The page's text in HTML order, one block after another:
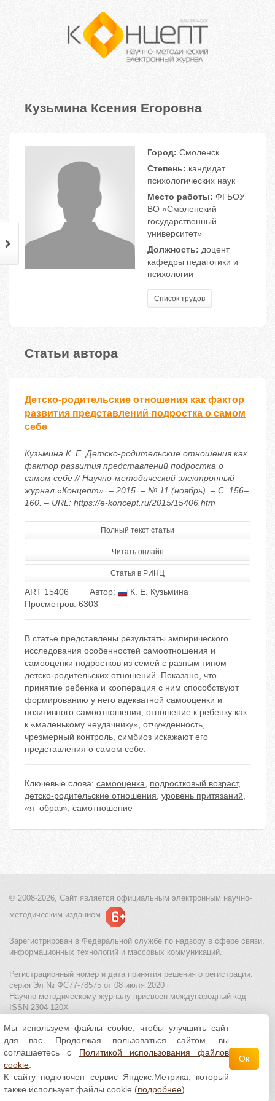
Кузьмина Ксения Егоровна
Город: Смоленск
Степень: кандидат
психологических наук
Место работы: ФГБОУ
ВО «Смоленский
государственный
университет»
Должность: доцент
кафедры педагогики и
психологии
Список трудов
Статьи автора
Детско-родительские отношения как фактор
развития представлений подростка о самом
себе
Кузьмина К. Е. Детско-родительские отношения как
фактор развития представлений подростка о
самом себе // Научно-методический электронный
журнал «Концепт». – 2015. – № 11 (ноябрь). – С. 156–
160. – URL: https://e-koncept.ru/2015/15406.htm
Полный текст статьи
Читать онлайн
Статья в РИНЦ
ART 15406 Автор:
К. Е. Кузьмина
Просмотров: 6303
В статье представлены результаты эмпирического
исследования особенностей самоотношения и
самооценки подростков из семей с разным типом
детско-родительских отношений. Показано, что
принятие ребенка и кооперация с ним способствуют
формированию у него адекватной самооценки и
позитивного самоотношения, отношение к ребенку как
к «маленькому неудачнику», отчужденность,
чрезмерный контроль, симбиоз искажают его
представления о самом себе.
Ключевые слова: самооценка, подростковый возраст,
детско-родительские отношения, уровень притязаний,
«я–образ», самотношение
© 2008-2026, Сайт является официальным электронным научно-
методическим изданием.
Зарегистрирован в Федеральной службе по надзору в сфере связи,
информационных технологий и массовых коммуникаций.
Регистрационный номер и дата принятия решения о регистрации:
серия Эл № ФС77-78575 от 08 июля 2020 г
Научно-методическому журналу присвоен международный код
ISSN 2304-120X
МЦИТО|Школьные олимпиады и онлайн конкурсы для детей
Политика использования файлов cookie| Политика обработки и
защиты персональных данных
Все материалы доступны полицензии Creative
Commons С указанием авторства 4.0 Всемирная
Мы используем файлы cookie, чтобы улучшить сайт
для вас. Продолжая пользоваться сайтом, вы
соглашаетесь с Политикой использования файлов
cookie
К сайту подключен сервис Яндекс.Метрика, который
также использует файлы cookie (подробнее)
Ок